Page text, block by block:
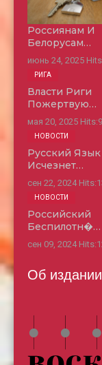
Россиянам И
Белорусам…
июнь 24, 2025
Власти Риги
Пожертвую…
мая 20, 2025 Hits:
РИГА
Русский Язык
Исчезнет…
сен 22, 2024 Hits:
НОВОСТИ
Российский
Беспилотн�…
сен 09, 2024 Hits:
НОВОСТИ
Об издании